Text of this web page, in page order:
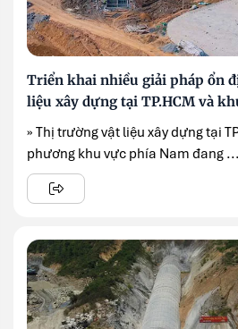
Triển khai nhiều giải pháp ổn
liệu xây dựng tại TP.HCM và
» Thị trường vật liệu xây dựng tại
phương khu vực phía Nam đang ...